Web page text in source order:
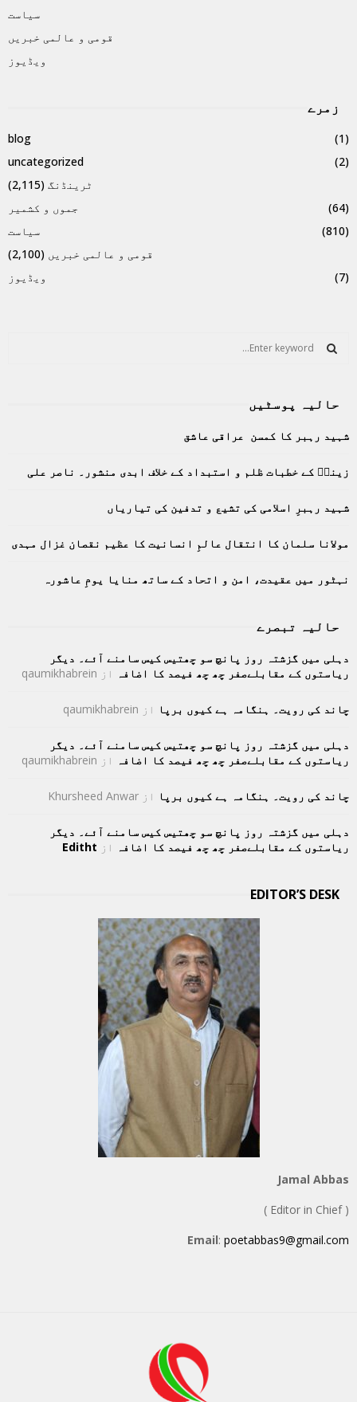
سیاست
قومی و عالمی خبریں
ویڈیوز
زمرے
blog
(1)
uncategorized
(2)
ٹرینڈنگ (2,115)
جموں و کشمیر
(64)
سیاست
(810)
قومی و عالمی خبریں (2,100)
ویڈیوز
(7)
f
r
E
A
R
C
H
حالیہ پوسٹیں
شہید رہبر کا کمسن عراقی عاشق
زینبؑ کے خطبات ظلم و استبداد کے خلاف ابدی منشور۔ ناصر علی
شہید رہبرِ اسلامی کی تشیع و تدفین کی تیاریاں
مولانا سلمان کا انتقال عالمِ انسانیت کا عظیم نقصان غزال مہدی
نہٹور میں عقیدت، امن و اتحاد کے ساتھ منایا یومِ عاشورہ
حالیہ تبصرے
دہلی میں گزشتہ روز پانچ سو چھتیس کیس سامنے آئے۔ دیگر
ریاستوں کے مقابلےصفر چھ چھ فیصد کا اضافہ از qaumikhabrein
چاند کی رویت۔ ہنگامہ ہے کیوں برپا از qaumikhabrein
دہلی میں گزشتہ روز پانچ سو چھتیس کیس سامنے آئے۔ دیگر
ریاستوں کے مقابلےصفر چھ چھ فیصد کا اضافہ از qaumikhabrein
چاند کی رویت۔ ہنگامہ ہے کیوں برپا از Khursheed Anwar
دہلی میں گزشتہ روز پانچ سو چھتیس کیس سامنے آئے۔ دیگر
ریاستوں کے مقابلےصفر چھ چھ فیصد کا اضافہ از Editht
EDITOR’S DESK
Jamal Abbas
( Editor in Chief )
Email: poetabbas9@gmail.com